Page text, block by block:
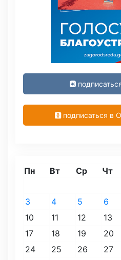
подписаться в
Пн Вт Ср Чт
3
4 5 6
10
11 12 13
17
18 19 20
24
25 26 27